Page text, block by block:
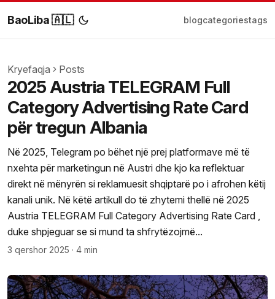
BaoLiba 🇦🇱 blogcategoriestags
Kryefaqja Posts
2025 Austria TELEGRAM Full
Category Advertising Rate Card
për tregun Albania
Në 2025, Telegram po bëhet një prej platformave më të
nxehta për marketingun në Austri dhe kjo ka reflektuar
direkt në mënyrën si reklamuesit shqiptarë po i afrohen këtij
kanali unik. Në këtë artikull do të zhytemi thellë në 2025
Austria TELEGRAM Full Category Advertising Rate Card ,
duke shpjeguar se si mund ta shfrytëzojmë...
3 qershor 2025 · 4 min